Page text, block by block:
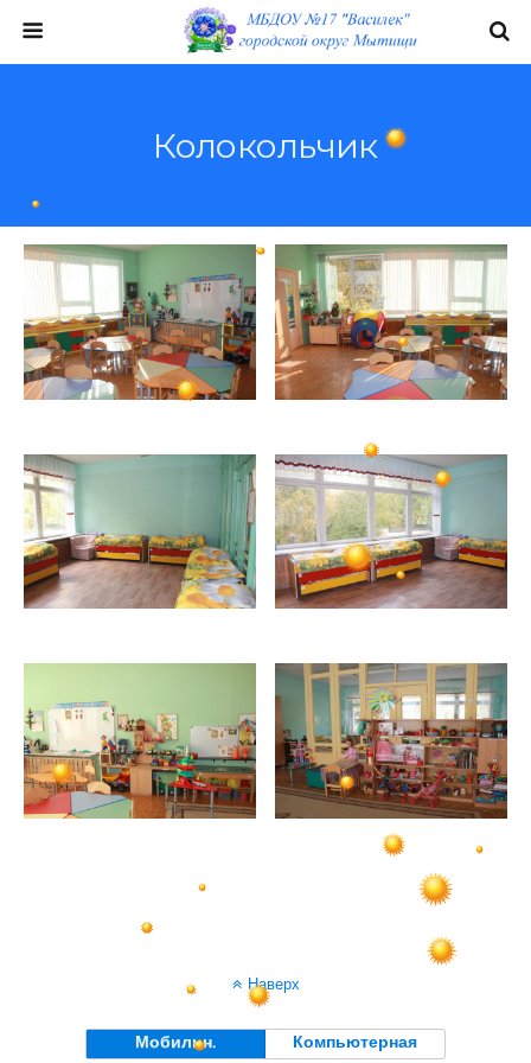
Колокольчик
Наверх
Мобильн. Компьютерная